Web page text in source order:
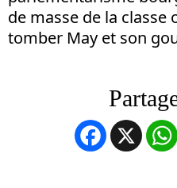
de masse de la
tomber May et son
Facebook
X